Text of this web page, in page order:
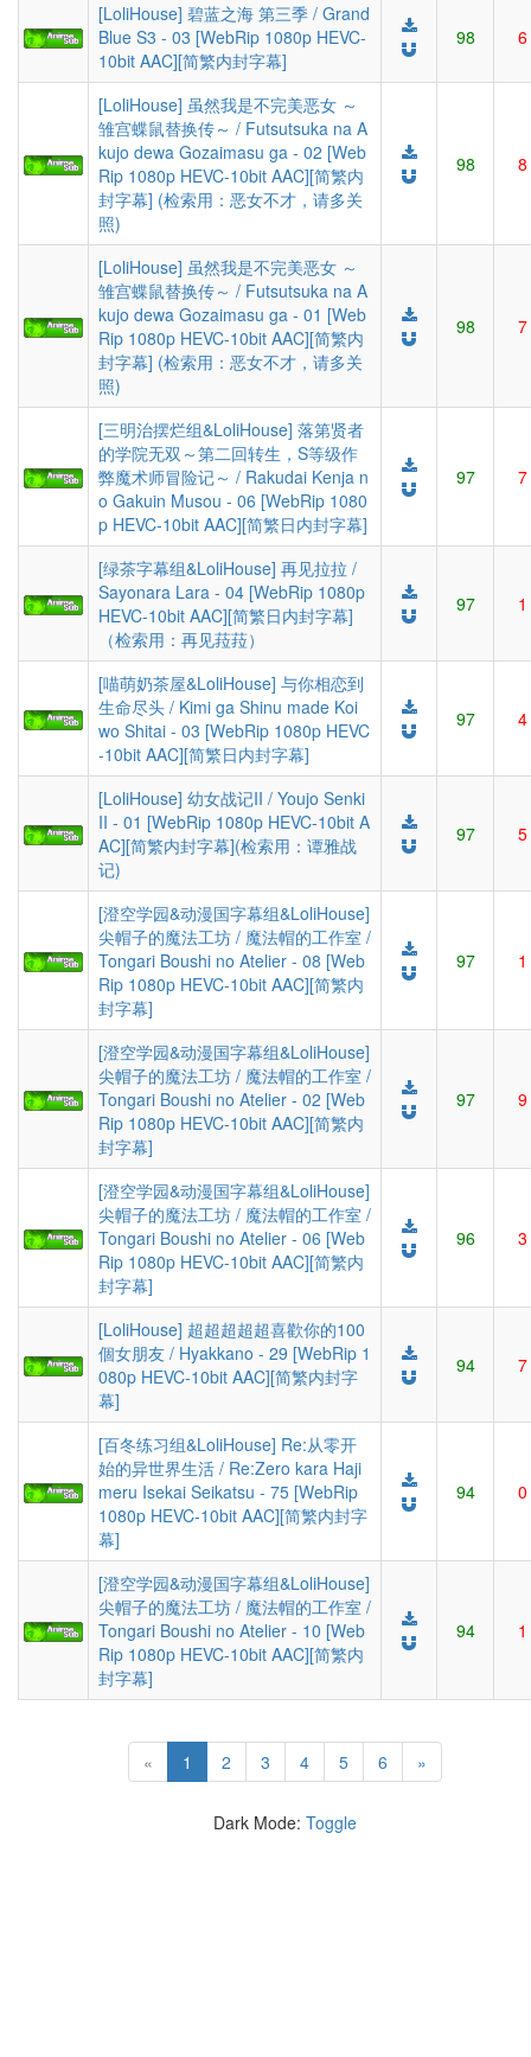
[LoliHouse] 碧蓝之海 第三季 / Grand
Blue S3 - 03 [WebRip 1080p HEVC-
10bit AAC][简繁内封字幕]
98 6
[LoliHouse] 虽然我是不完美恶女 ～
雏宫蝶鼠替换传～ / Futsutsuka na A
kujo dewa Gozaimasu ga - 02 [Web
Rip 1080p HEVC-10bit AAC][简繁内
封字幕] (检索用：恶女不才，请多关
照)
98 8
[LoliHouse] 虽然我是不完美恶女 ～
雏宫蝶鼠替换传～ / Futsutsuka na A
kujo dewa Gozaimasu ga - 01 [Web
Rip 1080p HEVC-10bit AAC][简繁内
封字幕] (检索用：恶女不才，请多关
照)
98 7
[三明治摆烂组&LoliHouse] 落第贤者
的学院无双～第二回转生，S等级作
弊魔术师冒险记～ / Rakudai Kenja n
o Gakuin Musou - 06 [WebRip 1080
p HEVC-10bit AAC][简繁日内封字幕]
97 7
[绿茶字幕组&LoliHouse] 再见拉拉 /
Sayonara Lara - 04 [WebRip 1080p
HEVC-10bit AAC][简繁日内封字幕]
（检索用：再见菈菈）
97 1
[喵萌奶茶屋&LoliHouse] 与你相恋到
生命尽头 / Kimi ga Shinu made Koi
wo Shitai - 03 [WebRip 1080p HEVC
-10bit AAC][简繁日内封字幕]
97 4
[LoliHouse] 幼女战记II / Youjo Senki
II - 01 [WebRip 1080p HEVC-10bit A
AC][简繁内封字幕](检索用：谭雅战
记)
97 5
[澄空学园&动漫国字幕组&LoliHouse]
尖帽子的魔法工坊 / 魔法帽的工作室 /
Tongari Boushi no Atelier - 08 [Web
Rip 1080p HEVC-10bit AAC][简繁内
封字幕]
97 1
[澄空学园&动漫国字幕组&LoliHouse]
尖帽子的魔法工坊 / 魔法帽的工作室 /
Tongari Boushi no Atelier - 02 [Web
Rip 1080p HEVC-10bit AAC][简繁内
封字幕]
97 9
[澄空学园&动漫国字幕组&LoliHouse]
尖帽子的魔法工坊 / 魔法帽的工作室 /
Tongari Boushi no Atelier - 06 [Web
Rip 1080p HEVC-10bit AAC][简繁内
封字幕]
96 3
[LoliHouse] 超超超超超喜歡你的100
個女朋友 / Hyakkano - 29 [WebRip 1
080p HEVC-10bit AAC][简繁内封字
幕]
94 7
[百冬练习组&LoliHouse] Re:从零开
始的异世界生活 / Re:Zero kara Haji
meru Isekai Seikatsu - 75 [WebRip
1080p HEVC-10bit AAC][简繁内封字
幕]
94 0
[澄空学园&动漫国字幕组&LoliHouse]
尖帽子的魔法工坊 / 魔法帽的工作室 /
Tongari Boushi no Atelier - 10 [Web
Rip 1080p HEVC-10bit AAC][简繁内
封字幕]
94 1
« 1 (current)
2 3 4 5 6 »
Dark Mode: Toggle